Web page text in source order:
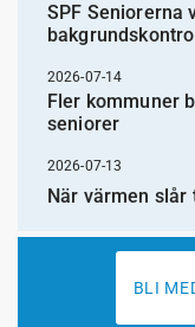
SPF Seniorerna
2026-07-14
Fler kommuner
seniorer
2026-07-13
När värmen slår
BLI